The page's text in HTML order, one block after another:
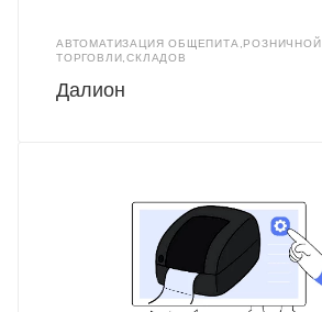
АВТОМАТИЗАЦИЯ ОБЩЕПИТА,РОЗНИЧНОЙ
ТОРГОВЛИ,СКЛАДОВ
Далион